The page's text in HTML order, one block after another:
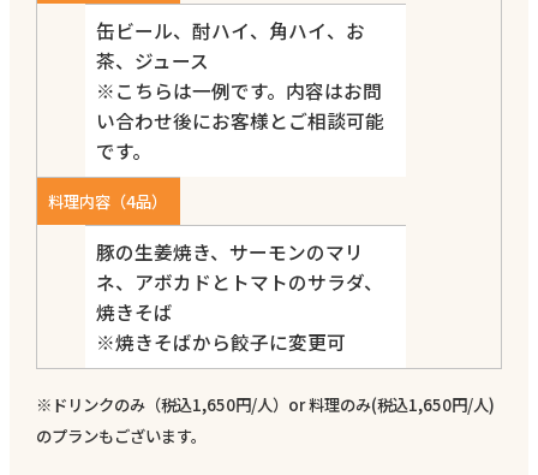
缶ビール、酎ハイ、角ハイ、お
茶、ジュース
※こちらは一例です。内容はお問
い合わせ後にお客様とご相談可能
です。
料理内容（4品）
豚の生姜焼き、サーモンのマリ
ネ、アボカドとトマトのサラダ、
焼きそば
※焼きそばから餃子に変更可
※ドリンクのみ（税込1,650円/人）or 料理のみ(税込1,650円/人)
のプランもございます。